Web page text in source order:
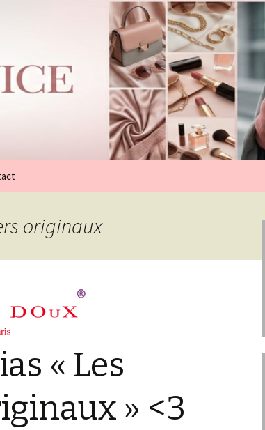
originaux
« Les
» <3